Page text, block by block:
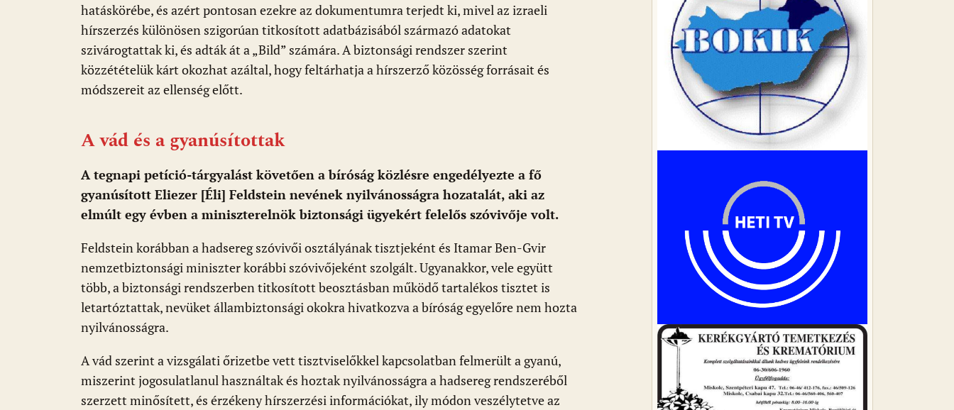
hatáskörébe, és azért pontosan ezekre az dokumentumra terjedt ki, mivel az izraeli
hírszerzés különösen szigorúan titkosított adatbázisából származó adatokat
szivárogtattak ki, és adták át a „Bild” számára. A biztonsági rendszer szerint
közzétételük kárt okozhat azáltal, hogy feltárhatja a hírszerző közösség forrásait és
módszereit az ellenség előtt.
A vád és a gyanúsítottak
A tegnapi petíció-tárgyalást követően a bíróság közlésre engedélyezte a fő
gyanúsított Eliezer [Éli] Feldstein nevének nyilvánosságra hozatalát, aki az
elmúlt egy évben a miniszterelnök biztonsági ügyekért felelős szóvivője volt.
Feldstein korábban a hadsereg szóvivői osztályának tisztjeként és Itamar Ben-Gvir
nemzetbiztonsági miniszter korábbi szóvivőjeként szolgált. Ugyanakkor, vele együtt
több, a biztonsági rendszerben titkosított beosztásban működő tartalékos tisztet is
letartóztattak, nevüket állambiztonsági okokra hivatkozva a bíróság egyelőre nem hozta
nyilvánosságra.
A vád szerint a vizsgálati őrizetbe vett tisztviselőkkel kapcsolatban felmerült a gyanú,
miszerint jogosulatlanul használtak és hoztak nyilvánosságra a hadsereg rendszeréből
szerzett minősített, és érzékeny hírszerzési információkat, ily módon veszélytetve az